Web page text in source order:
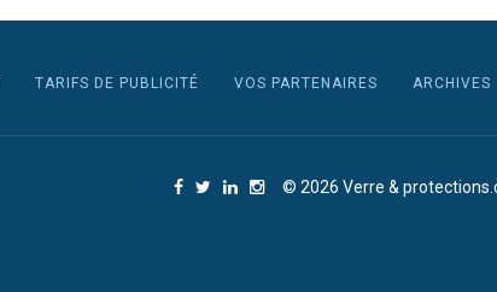
TARIFS DE PUBLICITÉ VOS PARTENAIRES ARCHIVES
© 2026 Verre &